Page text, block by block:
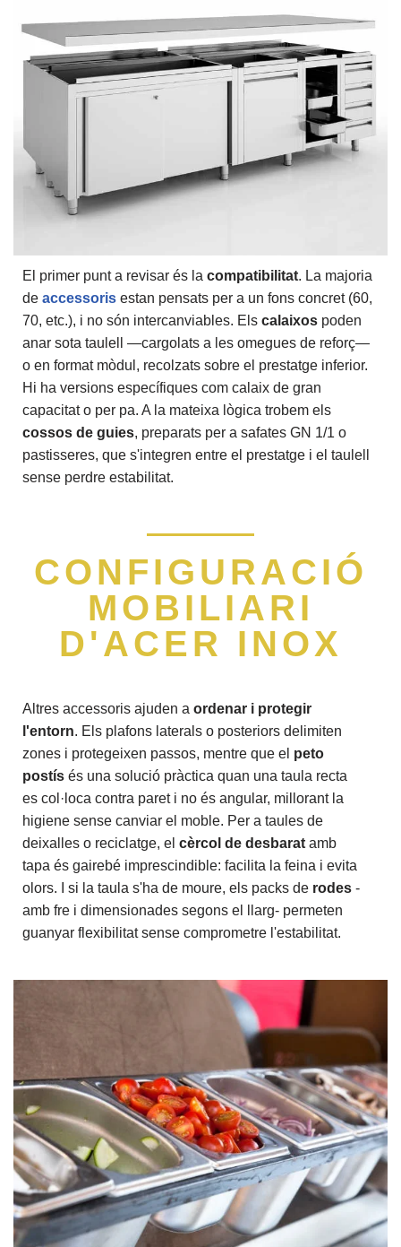
El primer punt a revisar és la compatibilitat. La majoria
de accessoris estan pensats per a un fons concret (60,
70, etc.), i no són intercanviables. Els calaixos poden
anar sota taulell —cargolats a les omegues de reforç—
o en format mòdul, recolzats sobre el prestatge inferior.
Hi ha versions específiques com calaix de gran
capacitat o per pa. A la mateixa lògica trobem els
cossos de guies, preparats per a safates GN 1/1 o
pastisseres, que s'integren entre el prestatge i el taulell
sense perdre estabilitat.
CONFIGURACIÓ
MOBILIARI
D'ACER INOX
Altres accessoris ajuden a ordenar i protegir
l'entorn. Els plafons laterals o posteriors delimiten
zones i protegeixen passos, mentre que el peto
postís és una solució pràctica quan una taula recta
es col·loca contra paret i no és angular, millorant la
higiene sense canviar el moble. Per a taules de
deixalles o reciclatge, el cèrcol de desbarat amb
tapa és gairebé imprescindible: facilita la feina i evita
olors. I si la taula s'ha de moure, els packs de rodes -
amb fre i dimensionades segons el llarg- permeten
guanyar flexibilitat sense comprometre l'estabilitat.